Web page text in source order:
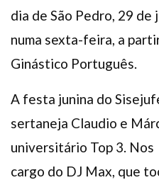
dia de São Pedro, 29 de
numa sexta-feira, a
Ginástico Português.
A festa junina do
sertaneja Claudio e
universitário Top 3.
cargo do DJ Max, que